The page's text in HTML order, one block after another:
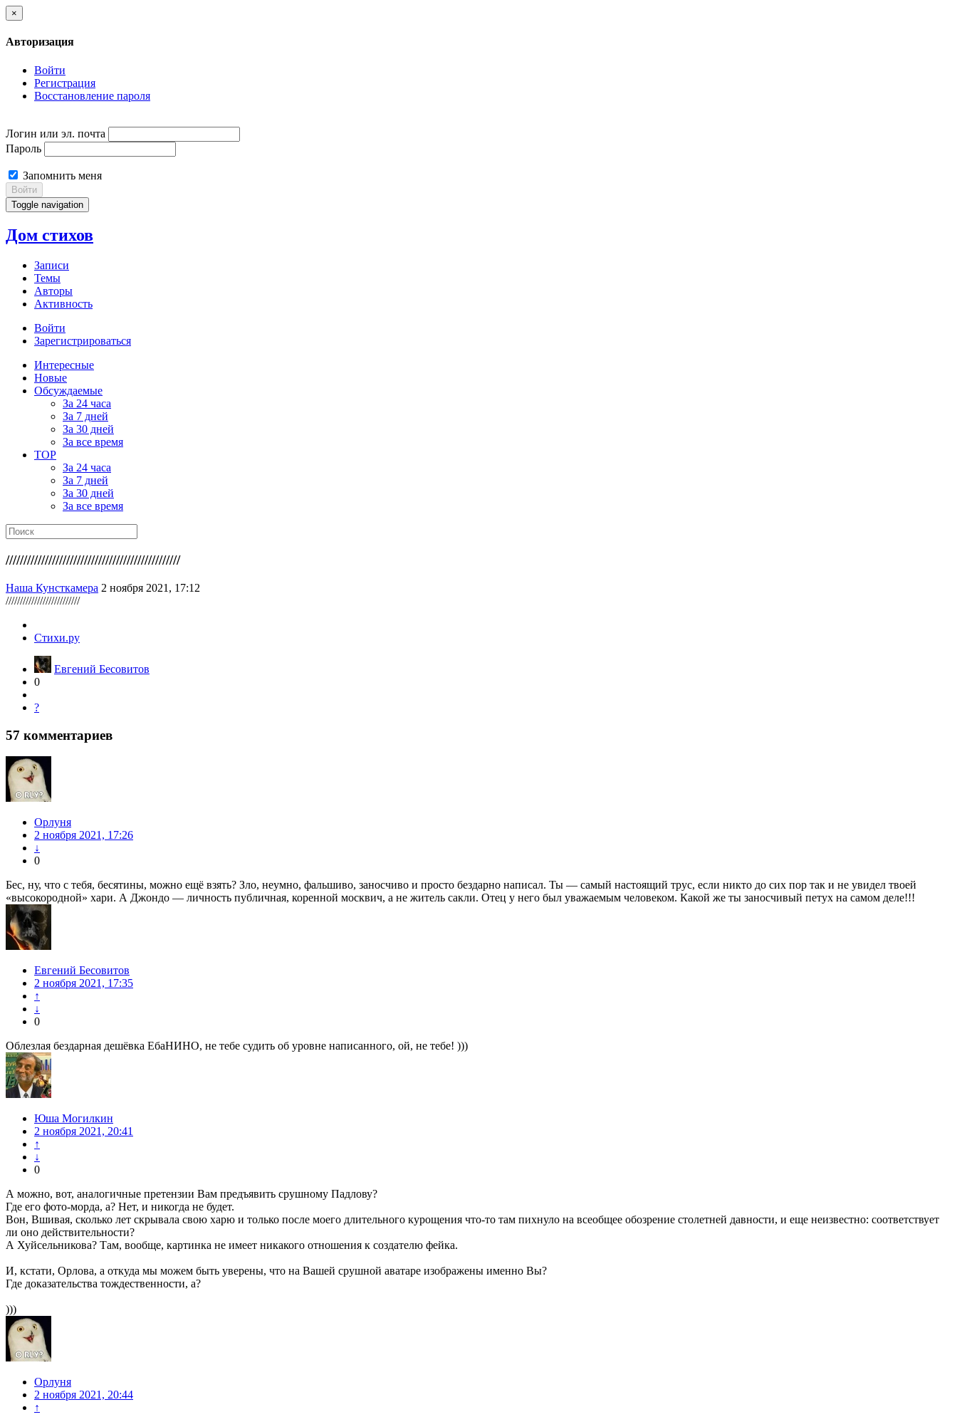
×
Авторизация
Войти
Регистрация
Восстановление пароля
Логин или эл. почта
Пароль
Запомнить меня
Войти
Toggle navigation
Дом стихов
Записи
Темы
Авторы
Активность
Войти
Зарегистрироваться
Интересные
Новые
Обсуждаемые
За 24 часа
За 7 дней
За 30 дней
За все время
TOP
За 24 часа
За 7 дней
За 30 дней
За все время
/////////////////////////////////////////////////
Наша Кунсткамера 2 ноября 2021, 17:12
//////////////////////////
Стихи.ру
Евгений Бесовитов
0
?
57 комментариев
Орлуня
2 ноября 2021, 17:26
↓
0
Бес, ну, что с тебя, бесятины, можно ещё взять? Зло, неумно, фальшиво, заносчиво и просто бездарно написал. Ты — самый настоящий трус, если никто до сих пор так и не увидел твоей
«высокородной» хари. А Джондо — личность публичная, коренной москвич, а не житель сакли. Отец у него был уважаемым человеком. Какой же ты заносчивый петух на самом деле!!!
Евгений Бесовитов
2 ноября 2021, 17:35
↑
↓
0
Облезлая бездарная дешёвка ЕбаНИНО, не тебе судить об уровне написанного, ой, не тебе! )))
Юша Могилкин
2 ноября 2021, 20:41
↑
↓
0
А можно, вот, аналогичные претензии Вам предъявить срушному Падлову?
Где его фото-морда, а? Нет, и никогда не будет.
Вон, Вшивая, сколько лет скрывала свою харю и только после моего длительного курощения что-то там пихнуло на всеобщее обозрение столетней давности, и еще неизвестно: соответствует
ли оно действительности?
А Хуйсельникова? Там, вообще, картинка не имеет никакого отношения к создателю фейка.
И, кстати, Орлова, а откуда мы можем быть уверены, что на Вашей срушной аватаре изображены именно Вы?
Где доказательства тождественности, а?
)))
Орлуня
2 ноября 2021, 20:44
↑